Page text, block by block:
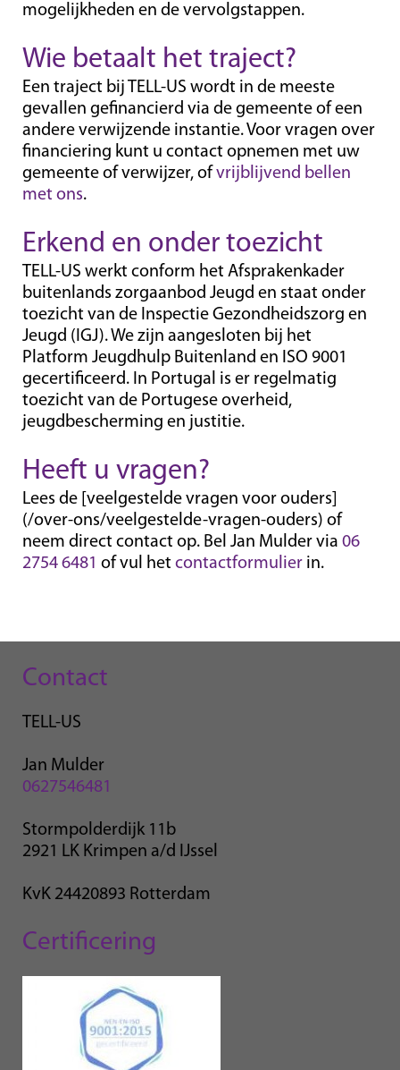
mogelijkheden en de vervolgstappen.
Wie betaalt het traject?
Een traject bij TELL-US wordt in de meeste
gevallen gefinancierd via de gemeente of een
andere verwijzende instantie. Voor vragen over
financiering kunt u contact opnemen met uw
gemeente of verwijzer, of vrijblijvend bellen
met ons.
Erkend en onder toezicht
TELL-US werkt conform het Afsprakenkader
buitenlands zorgaanbod Jeugd en staat onder
toezicht van de Inspectie Gezondheidszorg en
Jeugd (IGJ). We zijn aangesloten bij het
Platform Jeugdhulp Buitenland en ISO 9001
gecertificeerd. In Portugal is er regelmatig
toezicht van de Portugese overheid,
jeugdbescherming en justitie.
Heeft u vragen?
Lees de [veelgestelde vragen voor ouders]
(/over-ons/veelgestelde-vragen-ouders) of
neem direct contact op. Bel Jan Mulder via 06
2754 6481 of vul het contactformulier in.
Contact
TELL-US
Jan Mulder
0627546481
Stormpolderdijk 11b
2921 LK Krimpen a/d IJssel
KvK 24420893 Rotterdam
Certificering